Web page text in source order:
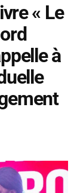
« Le
à